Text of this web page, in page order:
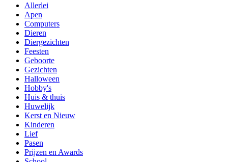
Allerlei
Apen
Computers
Dieren
Diergezichten
Feesten
Geboorte
Gezichten
Halloween
Hobby's
Huis & thuis
Huwelijk
Kerst en Nieuw
Kinderen
Lief
Pasen
Prijzen en Awards